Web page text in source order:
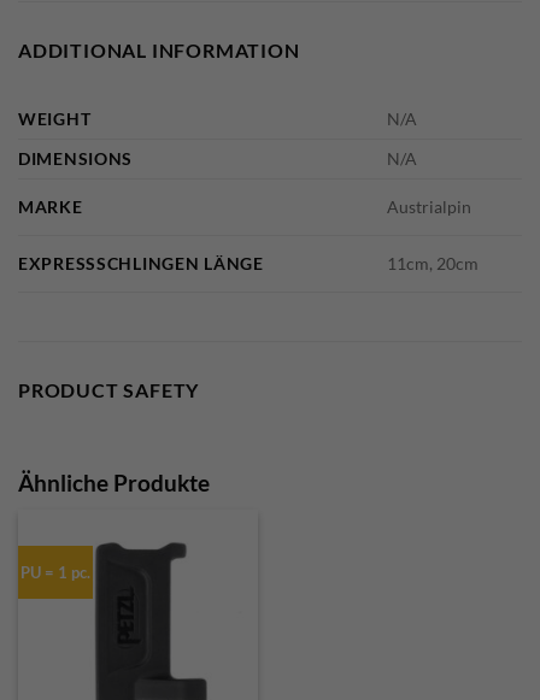
ADDITIONAL INFORMATION
WEIGHT
N/A
DIMENSIONS
N/A
MARKE Austrialpin
EXPRESSSCHLINGEN LÄNGE 11cm, 20cm
PRODUCT SAFETY
Ähnliche Produkte
PU = 1 pc.